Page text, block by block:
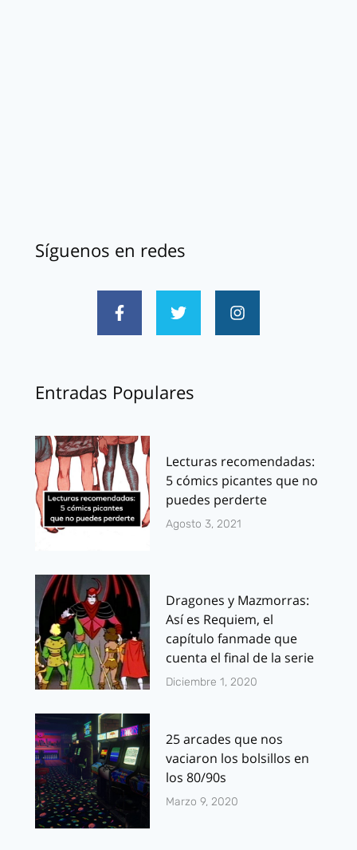
Síguenos en redes
Entradas Populares
Lecturas recomendadas:
5 cómics picantes que no
puedes perderte
Agosto 3, 2021
Dragones y Mazmorras:
Así es Requiem, el
capítulo fanmade que
cuenta el final de la serie
Diciembre 1, 2020
25 arcades que nos
vaciaron los bolsillos en
los 80/90s
Marzo 9, 2020